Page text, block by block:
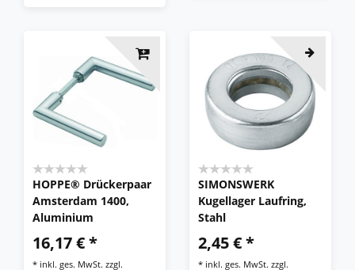
HOPPE® Drückerpaar
Amsterdam 1400,
Aluminium
16,17 € *
* inkl. ges. MwSt. zzgl.
SIMONSWERK
Kugellager Laufring,
Stahl
2,45 € *
* inkl. ges. MwSt. zzgl.